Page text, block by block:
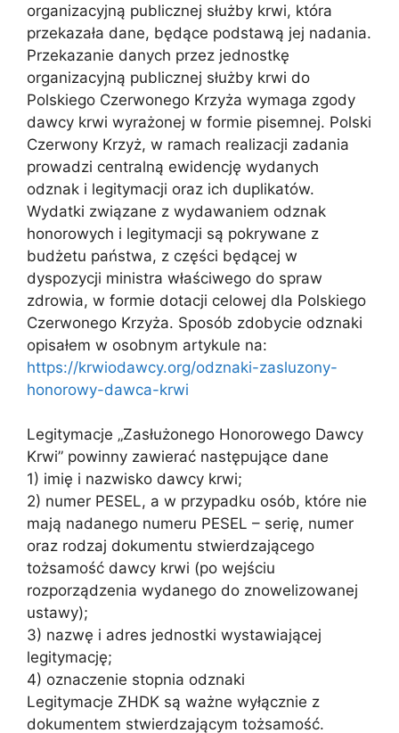
organizacyjną publicznej służby krwi, która
przekazała dane, będące podstawą jej nadania.
Przekazanie danych przez jednostkę
organizacyjną publicznej służby krwi do
Polskiego Czerwonego Krzyża wymaga zgody
dawcy krwi wyrażonej w formie pisemnej. Polski
Czerwony Krzyż, w ramach realizacji zadania
prowadzi centralną ewidencję wydanych
odznak i legitymacji oraz ich duplikatów.
Wydatki związane z wydawaniem odznak
honorowych i legitymacji są pokrywane z
budżetu państwa, z części będącej w
dyspozycji ministra właściwego do spraw
zdrowia, w formie dotacji celowej dla Polskiego
Czerwonego Krzyża. Sposób zdobycie odznaki
opisałem w osobnym artykule na:
https://krwiodawcy.org/odznaki-zasluzony-
honorowy-dawca-krwi
Legitymacje „Zasłużonego Honorowego Dawcy
Krwi” powinny zawierać następujące dane
1) imię i nazwisko dawcy krwi;
2) numer PESEL, a w przypadku osób, które nie
mają nadanego numeru PESEL – serię, numer
oraz rodzaj dokumentu stwierdzającego
tożsamość dawcy krwi (po wejściu
rozporządzenia wydanego do znowelizowanej
ustawy);
3) nazwę i adres jednostki wystawiającej
legitymację;
4) oznaczenie stopnia odznaki
Legitymacje ZHDK są ważne wyłącznie z
dokumentem stwierdzającym tożsamość.